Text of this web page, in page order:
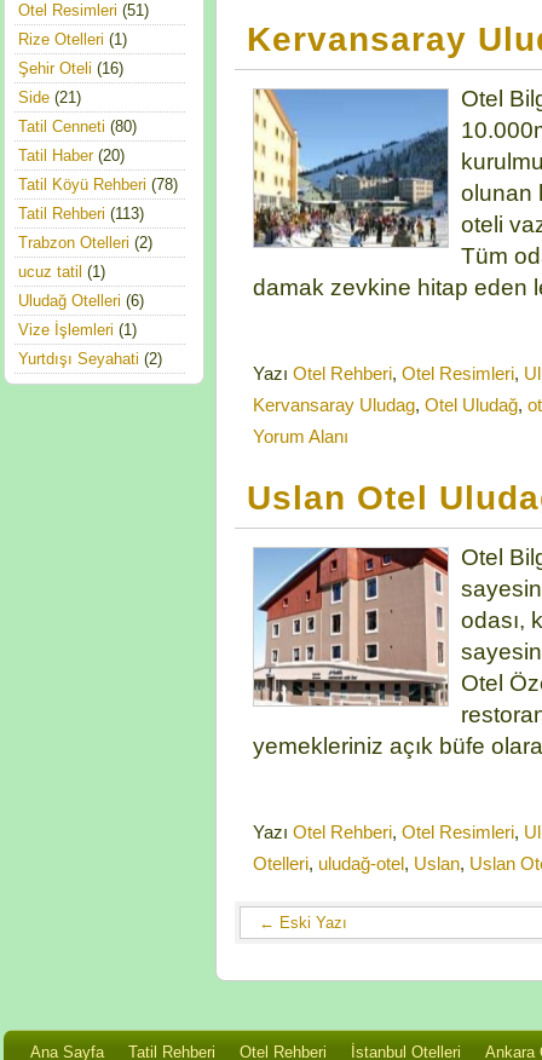
Kervansaray
Otel
olunan
oteli
Tüm
damak zevkine hitap eden
Yazı Otel Rehberi,Otel Resimleri,
Kervansaray Uludag,Otel Uludağ,
Yorum Alanı
Uslan Otel
Otel
odası,
Otel
yemekleriniz açık büfe
Yazı Otel Rehberi,Otel Resimleri,
Otelleri, uludağ-otel, Uslan, Uslan
← Eski Yazı
Otel Resimleri (51)
Rize Otelleri (1)
Şehir Oteli (16)
Side (21)
Tatil Cenneti (80)
Tatil Haber(20)
Tatil Köyü Rehberi (78)
Tatil Rehberi (113)
Trabzon Otelleri (2)
ucuz tatil (1)
Uludağ Otelleri (6)
Vize İşlemleri (1)
Yurtdışı Seyahati (2)
Ana Sayfa Tatil Rehberi Otel Rehberi İstanbul Otelleri Ankara